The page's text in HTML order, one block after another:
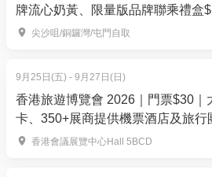
換領流程:
1. 經「01空間」購買後
頁https://ticket.dialogue-
類及體驗時段, 於結帳的頁面折
編號即可。有效期由購買日3個
牌流心奶黃、限量版品牌聯乘禮盒
換領尖沙咀/銅鑼灣/屯門自取
9月25日(五) - 9月27日(日)
香港旅遊博覽會 2026｜門票$30｜
卡、350+展商提供機票酒店及旅
灣仔會展
香港會議展覽中心Hall 5BCD